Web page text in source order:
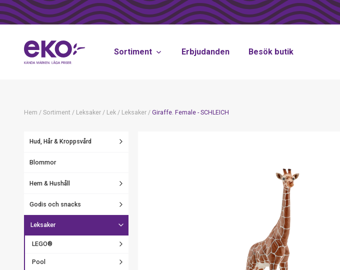
Sortiment Erbjudanden Besök butik
Hem / Sortiment / Leksaker / Lek / Leksaker / Giraffe. Female - SCHLEICH
Hud, Hår & Kroppsvård
Blommor
Hem & Hushåll
Godis och snacks
Leksaker
LEGO®
Pool